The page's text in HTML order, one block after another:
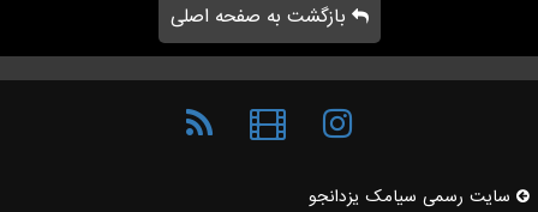
بازگشت به صفحه اصلی
سایت رسمی سیامك یزدانجو